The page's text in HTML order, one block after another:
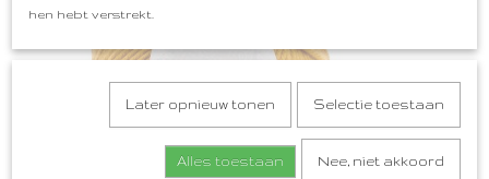
hen hebt verstrekt.
Later opnieuw tonen Selectie toestaan
Alles toestaan Nee, niet akkoord